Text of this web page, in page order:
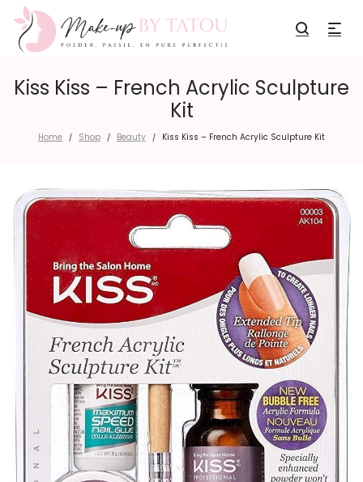
Kiss Kiss – French Acrylic Sculpture
Kit
Home / Shop / Beauty / Kiss Kiss – French Acrylic Sculpture Kit